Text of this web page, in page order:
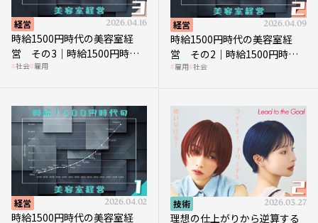
経営 2026.04.16
時給1500円時代の美容室経
営 その3｜時給1500円時
代、美容業はどのような影響
社会 雇用
経営 2026.04.09
時給1500円時代の美容室経
営 その2｜時給1500円時代
に支払う給与はいくらなのか
雇用 社会
経営 2026.04.02
時給1500円時代の美容室経
技術 2026.03.27
理想の仕上がりから逆算する